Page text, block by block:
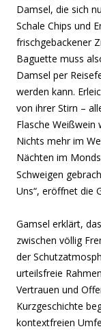
Damsel, die sich
Schale Chips und
frischgebackener
Baguette muss
Damsel per
werden kann.
von ihrer Stirn –
Flasche
Nichts mehr im
Nächten im
Schweigen
Uns“, eröffnet die
Gamsel erklärt,
zwischen völlig
der
urteilsfreie
Vertrauen und
Kurzgeschichte
kontextfreien